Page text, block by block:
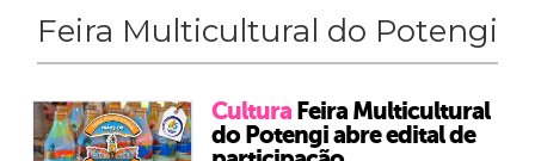
Feira Multicultural do Potengi
Cultura Feira Multicultural
do Potengi abre edital de